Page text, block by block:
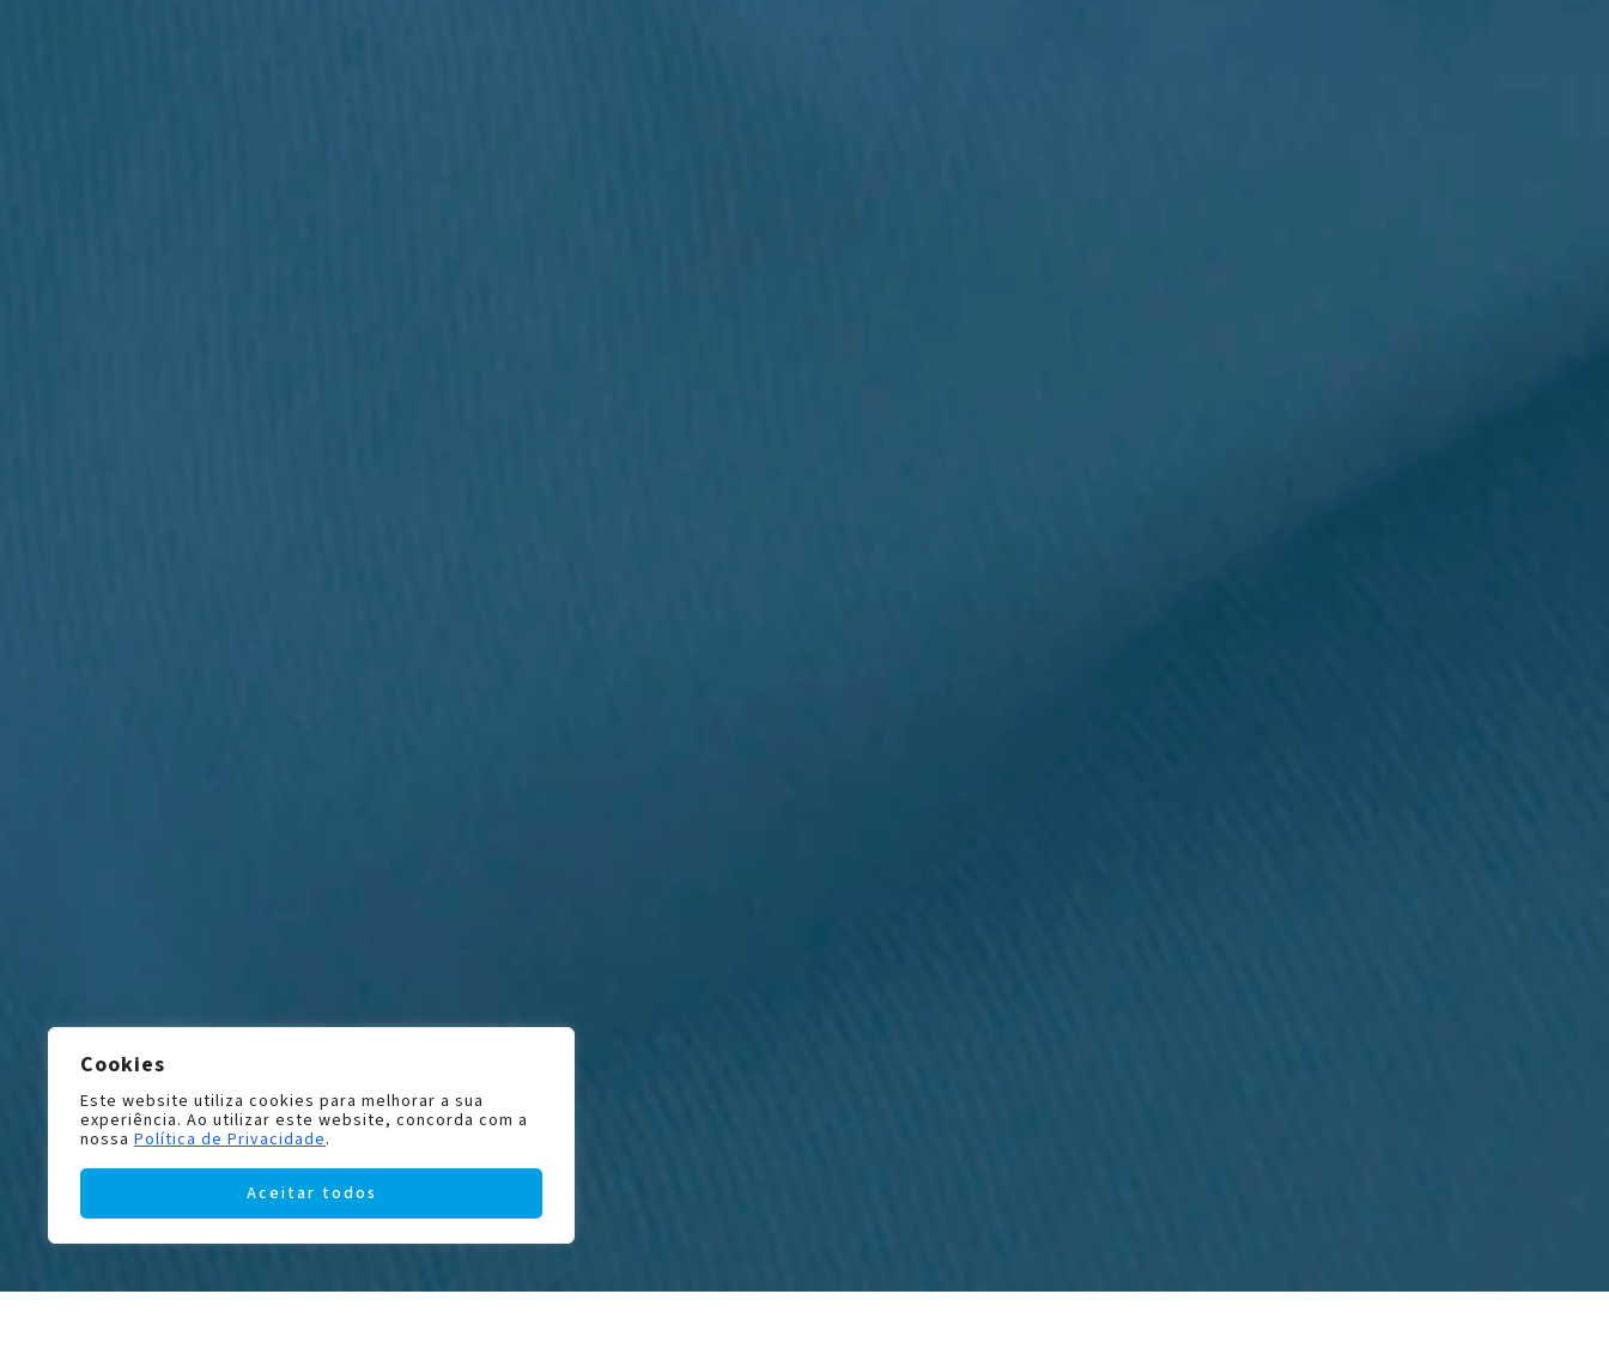
Cookies
Este website utiliza cookies para melhorar a sua
experiência. Ao utilizar este website, concorda com a
nossa Política de Privacidade.
Aceitar todos